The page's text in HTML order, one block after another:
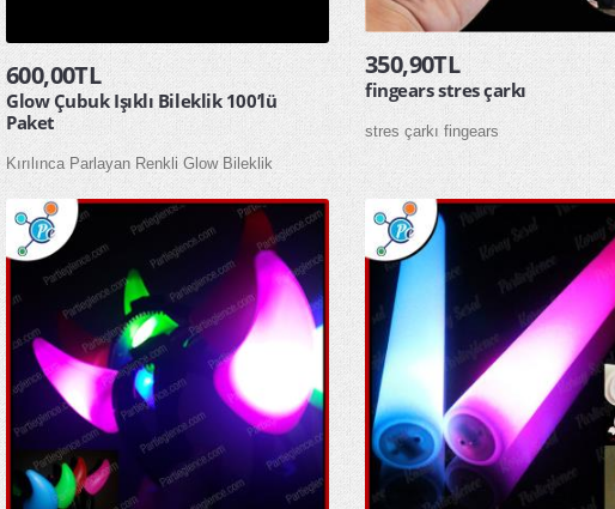
600,00TL
Glow Çubuk Işıklı Bileklik 100’lü
Paket
Kırılınca Parlayan Renkli Glow Bileklik
350,90TL
fingears stres çarkı
stres çarkı fingears